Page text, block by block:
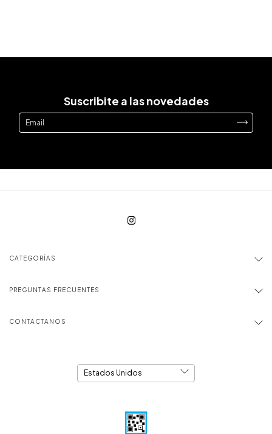
Suscribite a las novedades
CATEGORÍAS
PREGUNTAS FRECUENTES
CONTACTANOS